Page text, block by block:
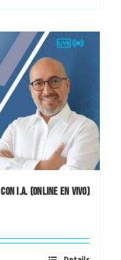
I.A. (ONLINE EN VIVO)